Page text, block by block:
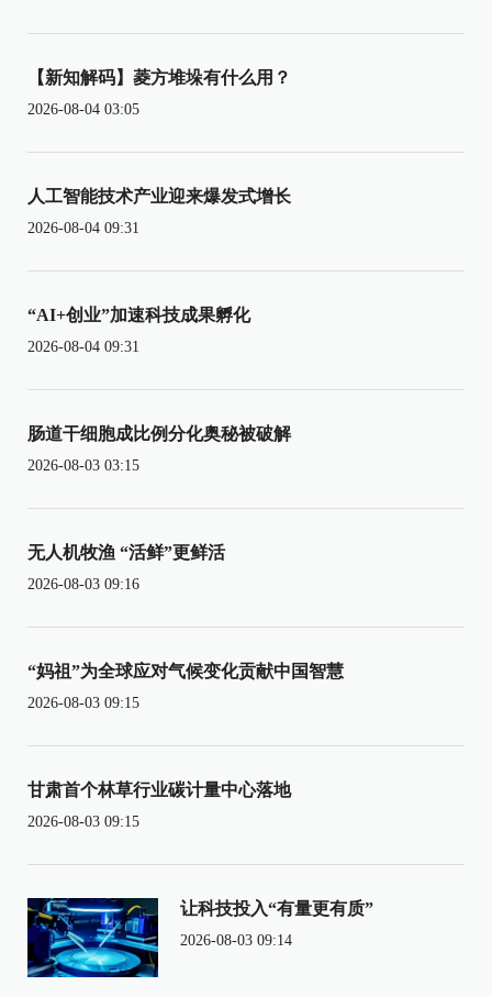
【新知解码】菱方堆垛有什么用？
2026-08-04 03:05
人工智能技术产业迎来爆发式增长
2026-08-04 09:31
“AI+创业”加速科技成果孵化
2026-08-04 09:31
肠道干细胞成比例分化奥秘被破解
2026-08-03 03:15
无人机牧渔 “活鲜”更鲜活
2026-08-03 09:16
“妈祖”为全球应对气候变化贡献中国智慧
2026-08-03 09:15
甘肃首个林草行业碳计量中心落地
2026-08-03 09:15
让科技投入“有量更有质”
2026-08-03 09:14